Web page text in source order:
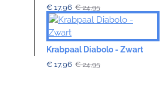
€ 17,96 € 24,95
Krabpaal Diabolo - Zwart
€ 17,96 € 24,95